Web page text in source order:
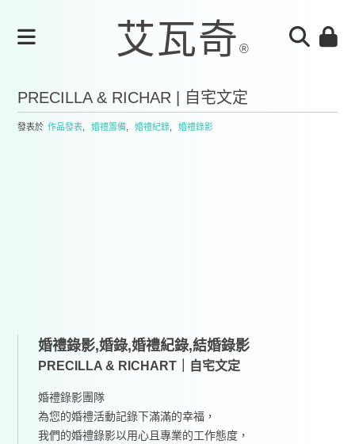
PRECILLA & RICHAR | 自宅文定
發表於 作品發表 婚禮籌備 婚禮紀錄 婚禮錄影
婚禮錄影,婚錄,婚禮紀錄,結婚錄影
PRECILLA & RICHART｜自宅文定
婚禮錄影團隊
為您的婚禮活動記錄下滿滿的幸福，
我們的婚禮錄影以用心且專業的工作態度，